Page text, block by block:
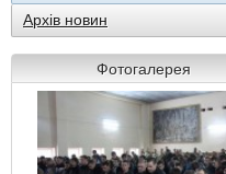
Архів новин
Фотогалерея